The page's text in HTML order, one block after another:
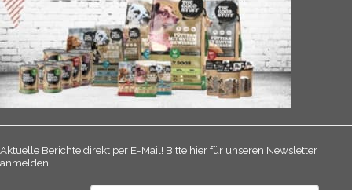
Aktuelle Berichte direkt per E-Mail! Bitte hier für unseren Newsletter
anmelden: